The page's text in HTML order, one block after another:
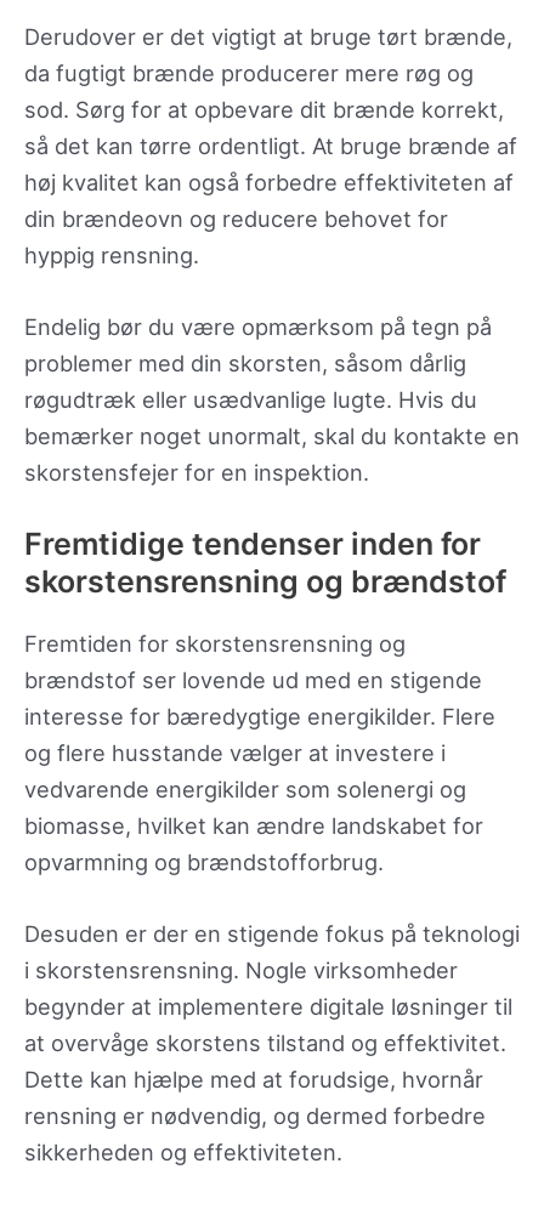
Derudover er det vigtigt at bruge tørt brænde,
da fugtigt brænde producerer mere røg og
sod. Sørg for at opbevare dit brænde korrekt,
så det kan tørre ordentligt. At bruge brænde af
høj kvalitet kan også forbedre effektiviteten af
din brændeovn og reducere behovet for
hyppig rensning.
Endelig bør du være opmærksom på tegn på
problemer med din skorsten, såsom dårlig
røgudtræk eller usædvanlige lugte. Hvis du
bemærker noget unormalt, skal du kontakte en
skorstensfejer for en inspektion.
Fremtidige tendenser inden for
skorstensrensning og brændstof
Fremtiden for skorstensrensning og
brændstof ser lovende ud med en stigende
interesse for bæredygtige energikilder. Flere
og flere husstande vælger at investere i
vedvarende energikilder som solenergi og
biomasse, hvilket kan ændre landskabet for
opvarmning og brændstofforbrug.
Desuden er der en stigende fokus på teknologi
i skorstensrensning. Nogle virksomheder
begynder at implementere digitale løsninger til
at overvåge skorstens tilstand og effektivitet.
Dette kan hjælpe med at forudsige, hvornår
rensning er nødvendig, og dermed forbedre
sikkerheden og effektiviteten.